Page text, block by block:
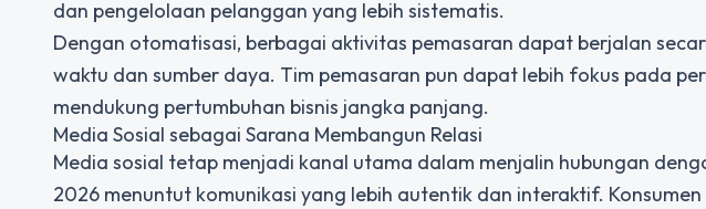
dan pengelolaan pelanggan yang lebih sistematis.
Dengan otomatisasi, berbagai aktivitas pemasaran dapat berjalan
waktu dan sumber daya. Tim pemasaran pun dapat lebih fokus pada
mendukung pertumbuhan bisnis jangka panjang.
Media Sosial sebagai Sarana Membangun Relasi
Media sosial tetap menjadi kanal utama dalam menjalin hubungan
2026 menuntut komunikasi yang lebih autentik dan interaktif.